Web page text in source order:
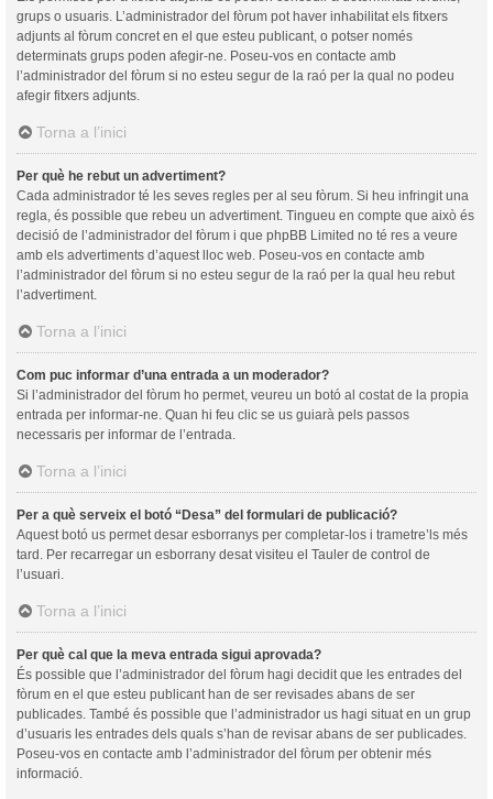
grups o usuaris. L’administrador del fòrum pot haver inhabilitat els fitxers
adjunts al fòrum concret en el que esteu publicant, o potser només
determinats grups poden afegir-ne. Poseu-vos en contacte amb
l’administrador del fòrum si no esteu segur de la raó per la qual no podeu
afegir fitxers adjunts.
Torna a l’inici
Per què he rebut un advertiment?
Cada administrador té les seves regles per al seu fòrum. Si heu infringit una
regla, és possible que rebeu un advertiment. Tingueu en compte que això és
decisió de l’administrador del fòrum i que phpBB Limited no té res a veure
amb els advertiments d’aquest lloc web. Poseu-vos en contacte amb
l’administrador del fòrum si no esteu segur de la raó per la qual heu rebut
l’advertiment.
Torna a l’inici
Com puc informar d’una entrada a un moderador?
Si l’administrador del fòrum ho permet, veureu un botó al costat de la propia
entrada per informar-ne. Quan hi feu clic se us guiarà pels passos
necessaris per informar de l’entrada.
Torna a l’inici
Per a què serveix el botó “Desa” del formulari de publicació?
Aquest botó us permet desar esborranys per completar-los i trametre’ls més
tard. Per recarregar un esborrany desat visiteu el Tauler de control de
l’usuari.
Torna a l’inici
Per què cal que la meva entrada sigui aprovada?
És possible que l’administrador del fòrum hagi decidit que les entrades del
fòrum en el que esteu publicant han de ser revisades abans de ser
publicades. També és possible que l’administrador us hagi situat en un grup
d’usuaris les entrades dels quals s’han de revisar abans de ser publicades.
Poseu-vos en contacte amb l’administrador del fòrum per obtenir més
informació.